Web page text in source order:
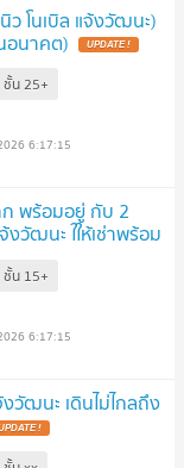
ว โนเบิล แจ้งวัฒนะ)
อนาคต) UPDATE !
ชั้น25+
6:17:15
ก พร้อมอยู่ กับ 2
วัฒนะ ใให้เช่าพร้อม
ชั้น 15+
6:17:15
วัฒนะ เดินไม่ไกลถึง
!